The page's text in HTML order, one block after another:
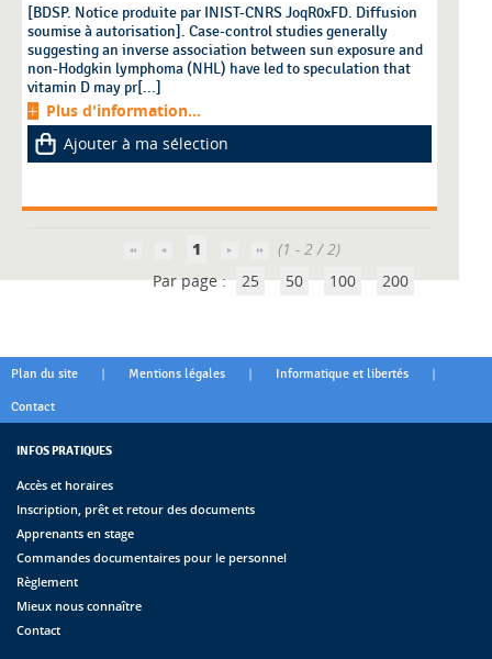
[BDSP. Notice produite par INIST-CNRS JoqR0xFD. Diffusion
soumise à autorisation]. Case-control studies generally
suggesting an inverse association between sun exposure and
non-Hodgkin lymphoma (NHL) have led to speculation that
vitamin D may pr[...]
Plus d'information...
Ajouter à ma sélection
1
(1 - 2 / 2)
Par page : 25 50 100 200
Plan du site | Mentions légales | Informatique et libertés |
Contact
INFOS PRATIQUES
Accès et horaires
Inscription, prêt et retour des documents
Apprenants en stage
Commandes documentaires pour le personnel
Règlement
Mieux nous connaître
Contact